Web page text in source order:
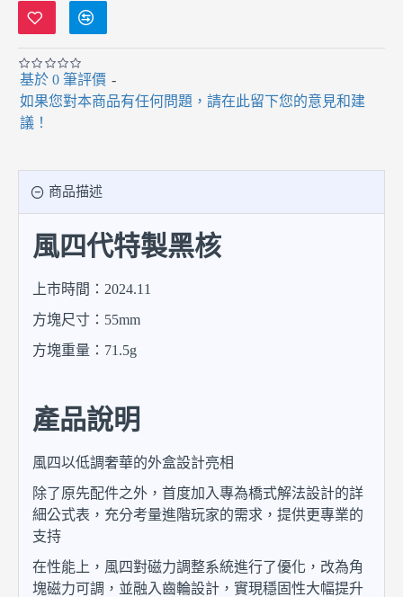
基於 0 筆評價 -
如果您對本商品有任何問題，請在此留下您的意見和建
議！
商品描述
風四代特製黑核
上市時間：2024.11
方塊尺寸：55mm
方塊重量：71.5g
產品說明
風四以低調奢華的外盒設計亮相
除了原先配件之外，首度加入專為橋式解法設計的詳
細公式表，充分考量進階玩家的需求，提供更專業的
支持
在性能上，風四對磁力調整系統進行了優化，改為角
塊磁力可調，並融入齒輪設計，實現穩固性大幅提升